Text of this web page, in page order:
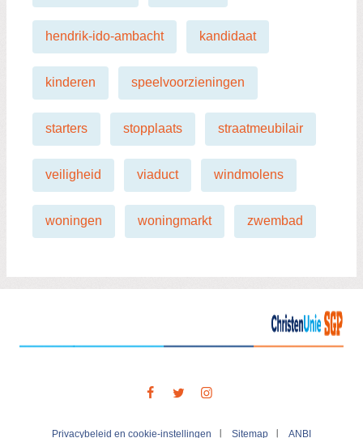
hendrik-ido-ambacht kandidaat
kinderen speelvoorzieningen
starters stopplaats straatmeubilair
veiligheid viaduct windmolens
woningen woningmarkt zwembad
Privacybeleid en cookie-instellingen Sitemap ANBI